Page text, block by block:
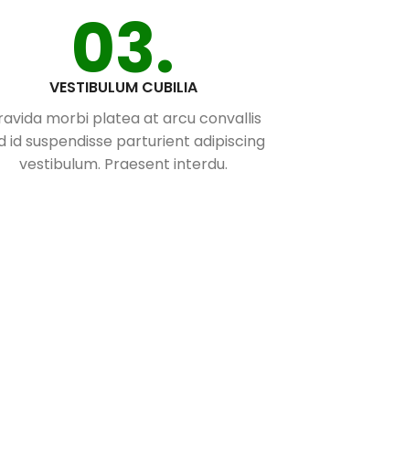
03.
VESTIBULUM CUBILIA
morbi platea at arcu convallis
id suspendisse parturient adipiscing
vestibulum. Praesent interdu.